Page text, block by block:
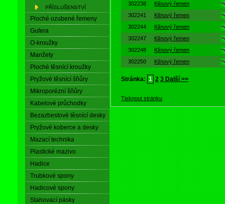
PŘÍSLUŠENSTVÍ
Ploché ozubené řemeny
Gufera
O-kroužky
Manžety
Ploché těsnící kroužky
Pryžové těsnící šňůry
Mikroporézní šňůry
Kabelové průchodky
Bezazbestové těsnící desky
Pryžové koberce a desky
Mazací technika
Plastické mazivo
Hadice
Trubkové spony
Hadicové spony
Stahovací pásky
302238
Klínový řemen
302241
Klínový řemen
302244
Klínový řemen
302247
Klínový řemen
302248
Klínový řemen
302250
Klínový řemen
Stránka: 1 2 3 Další >>
Tisknout stránku